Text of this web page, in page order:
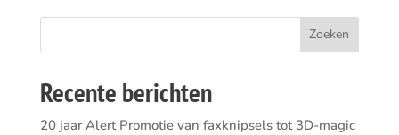
Recente berichten
20 jaar Alert Promotie van faxknipsels tot 3D-magic